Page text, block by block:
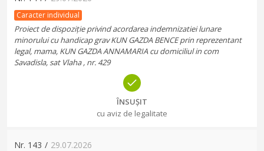
Caracter individual
Proiect de dispoziție privind acordarea indemnizatiei lunare
minorului cu handicap grav KUN GAZDA BENCE prin reprezentant
legal, mama, KUN GAZDA ANNAMARIA cu domiciliul in com
Savadisla, sat Vlaha , nr. 429
ÎNSUȘIT
cu aviz de legalitate
Nr. 143 / 29.07.2026